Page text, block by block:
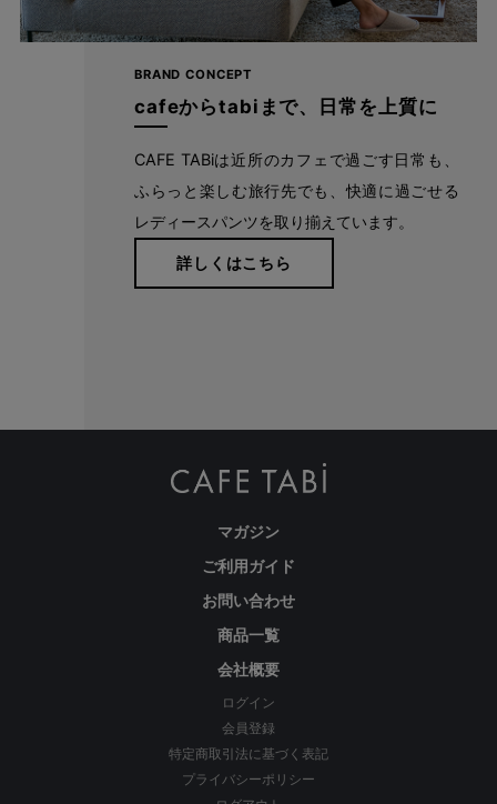
白は透けにくく、黒は発色が良い。これって
実は画期的！
通常、透けにくい糸を使用すると、黒などの濃色は発色が悪くな
り、発色の良い糸を使用すると、透けやすくなります。 相反する
機能性を両立させるため、このパンツでは２種類の異なる原糸を
使用。オフ（白）は裏地が無くても透けにくく、ブラック（黒）
は発色性の良い糸を芯までしっかり染めているため、フォーマル
BRAND CONCEPT
cafeからtabiまで、日常を上質に
CAFE TABiは近所のカフェで過ごす日常も、
ふらっと楽しむ旅行先でも、快適に過ごせる
レディースパンツを取り揃えています。
詳しくはこちら
マガジン
ご利用ガイド
お問い合わせ
商品一覧
会社概要
ログイン
会員登録
特定商取引法に基づく表記
プライバシーポリシー